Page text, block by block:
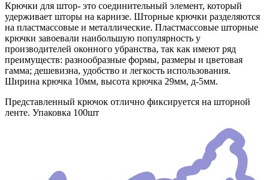
Крючки для штор- это соединительный элемент, который
удерживает шторы на карнизе. Шторные крючки разделяются
на пластмассовые и металлические. Пластмассовые шторные
крючки завоевали наибольшую популярность у
производителей оконного убранства, так как имеют ряд
преимуществ: разнообразные формы, размеры и цветовая
гамма; дешевизна, удобство и легкость использования.
Ширина крючка 10мм, высота крючка 29мм, д-5мм.
Представленный крючок отлично фиксируется на шторной
ленте. Упаковка 100шт